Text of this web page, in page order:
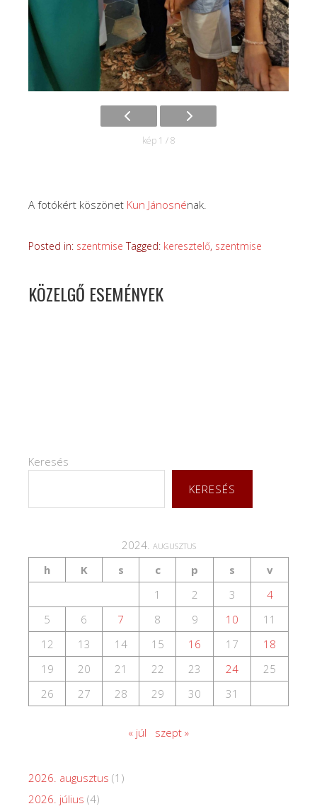
kép 1 / 8
A fotókért köszönet Kun Jánosnénak.
Posted in: szentmise Tagged: keresztelő, szentmise
KÖZELGŐ ESEMÉNYEK
Keresés
KERESÉS
2024. augusztus
h
K s c p s
v
1
2 3
4
5
6 7 8 9 10
11
12
13 14 15 16 17
18
19
20 21 22 23 24
25
26
27 28 29 30 31
« júl szept »
2026. augusztus (1)
2026. július (4)